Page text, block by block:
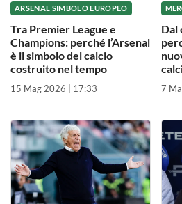
ARSENAL SIMBOLO EUROPEO
Tra Premier League e
Champions: perché l’Arsenal
è il simbolo del calcio
costruito nel tempo
15 Mag 2026 | 17:33
Dal
7